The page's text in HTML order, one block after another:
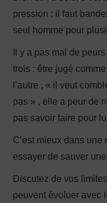
pression : il faut
seul homme pour
Il y a pas mal de
trois : être jugé
l’autre , « il veut
pas » , elle a peur de
pas savoir faire pour
C’est mieux dans
essayer de sauver
Discutez de vos
peuvent évoluer avec